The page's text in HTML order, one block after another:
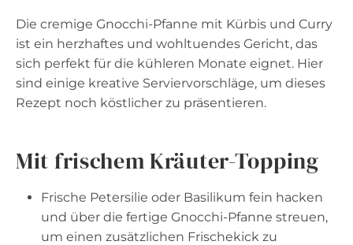
Die cremige Gnocchi-Pfanne mit Kürbis und Curry
ist ein herzhaftes und wohltuendes Gericht, das
sich perfekt für die kühleren Monate eignet. Hier
sind einige kreative Serviervorschläge, um dieses
Rezept noch köstlicher zu präsentieren.
Mit frischem Kräuter-Topping
Frische Petersilie oder Basilikum fein hacken
und über die fertige Gnocchi-Pfanne streuen,
um einen zusätzlichen Frischekick zu